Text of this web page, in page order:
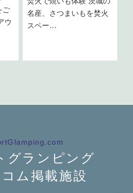
ご
ウ
名産、さつまいもを焚火
スペー…
グランピング
コム掲載施設